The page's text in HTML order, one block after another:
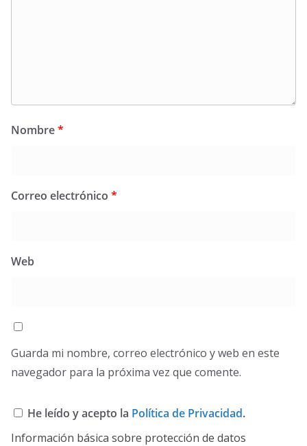
Nombre*
Correo electrónico *
Web
Guarda mi nombre, correo electrónico y web en este
navegador para la próxima vez que comente.
He leído y acepto la Política de Privacidad.
Información básica sobre protección de datos